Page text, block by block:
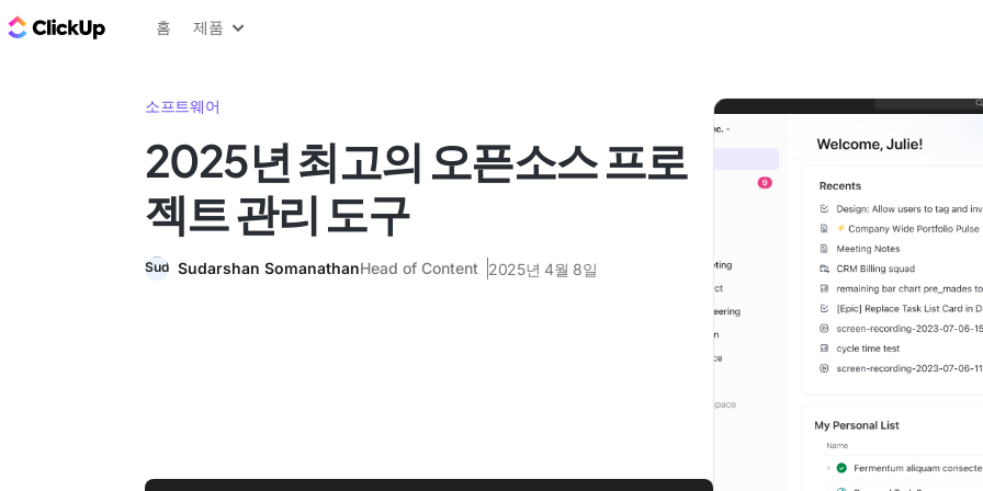
ClickUp 블로그
홈 제품
소프트웨어
2025년 최고의 오픈소스 프로
젝트 관리 도구
Sudarshan SomanathanHead of Content 2025년 4월 8일